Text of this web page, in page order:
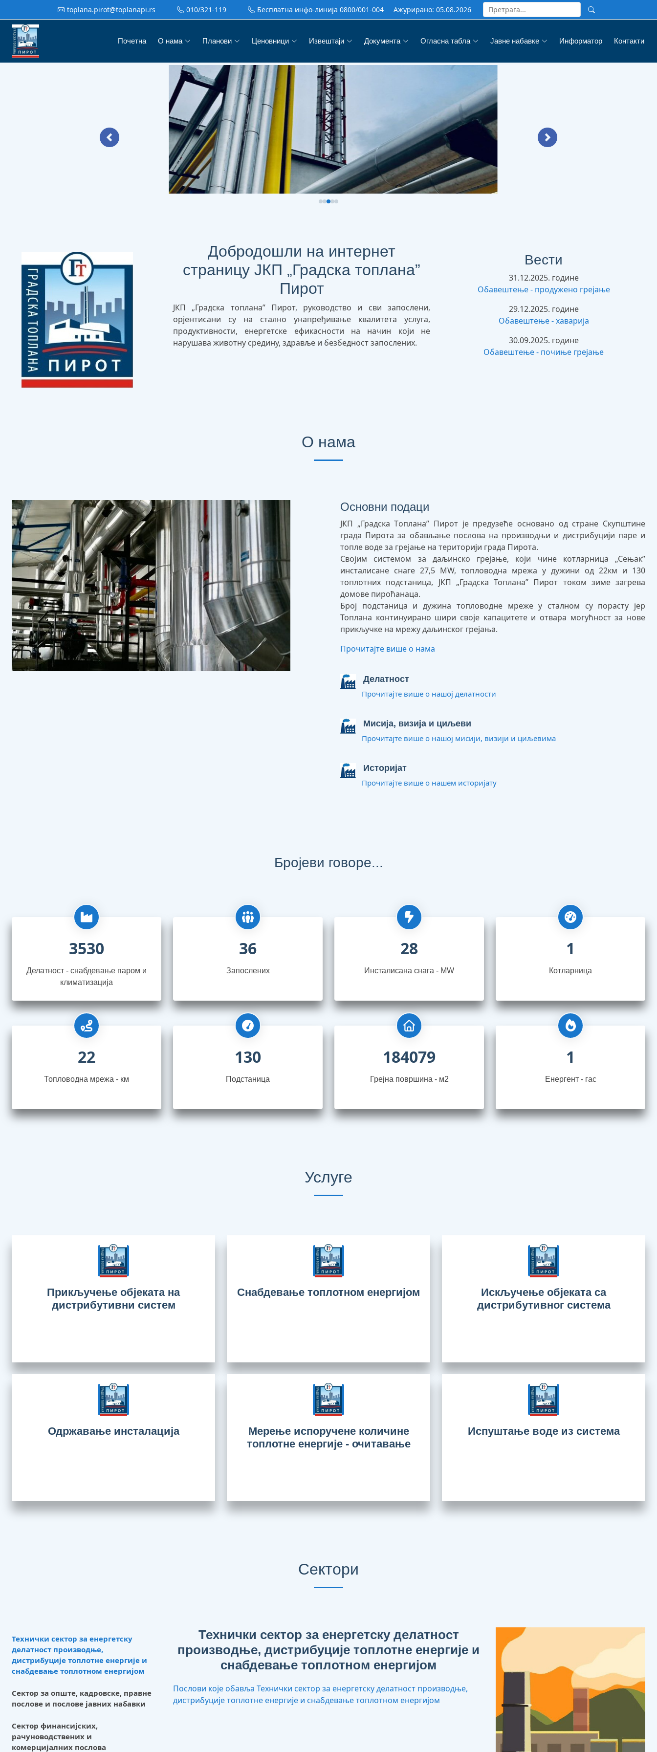
toplana.pirot@toplanapi.rs 010/321-119 Бесплатна инфо-линија 0800/001-004 Ажурирано: 05.08.2026
Почетна О нама Планови Ценовници Извештаји Документа Огласна табла Јавне набавке Информатор Контакти
Добродошли на интернет
страницу ЈКП „Градска топлана”
Пирот
ЈКП „Градска топлана” Пирот, руководство и сви запослени,
орјентисани су на стално унапређивање квалитета услуга,
продуктивности, енергетске ефикасности на начин који не
нарушава животну средину, здравље и безбедност запослених.
Вести
31.12.2025. године
Обавештење - продужено грејање
29.12.2025. године
Обавештење - хаварија
30.09.2025. године
Обавештење - почиње грејање
О нама
Основни подаци
ЈКП „Градска Tоплана” Пирот је предузеће основано од стране Скупштине
града Пирота за обављање послова на производњи и дистрибуцији паре и
топле воде за грејање на територији града Пирота.
Својим системом за даљинско грејање, који чине котларница „Сењак”
инсталисане снаге 27,5 MW, топловодна мрежа у дужини од 22км и 130
топлотних подстаница, ЈКП „Градска Топлана” Пирот током зиме загрева
домове пироћанаца.
Број подстаница и дужина топловодне мреже у сталном су порасту јер
Топлана континуирано шири своје капацитете и отвара могућност за нове
прикључке на мрежу даљинског грејања.
Прочитајте више о нама
Делатност
Прочитајте више о нашој делатности
Мисија, визија и циљеви
Прочитајте више о нашој мисији, визији и циљевима
Историјат
Прочитајте више о нашем историјату
Бројеви говоре...
3530
Делатност - снабдевање паром и
климатизација
36
Запослениx
28
Инсталисана снага - MW
1
Котларница
22
Топловодна мрежа - км
130
Подстаница
184079
Грејна површина - м2
1
Енергент - гас
Услуге
Прикључење објеката на
дистрибутивни систем
Снабдевање топлотном енергијом
Искључење објеката са
дистрибутивног система
Одржавање инсталација
Мерење испоручене количине
топлотне енергије - очитавање
Испуштање воде из система
Сектори
Технички сектор за енергетску
делатност производње,
дистрибуције топлотне енергије и
снабдевање топлотном енергијом
Сектор за опште, кадровске, правне
послове и послове јавних набавки
Сектор финансијских,
рачуноводствених и
комерцијалних послова
Технички сектор за енергетску делатност
производње, дистрибуције топлотне енергије и
снабдевање топлотном енергијом
Послови које обавља Технички сектор за енергетску делатност производње,
дистрибуције топлотне енергије и снабдевање топлотном енергијом